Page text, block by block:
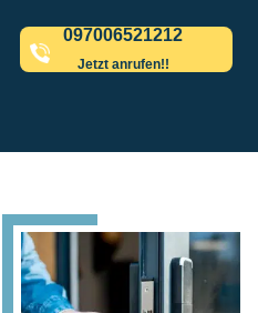
097006521212
Jetzt anrufen!!